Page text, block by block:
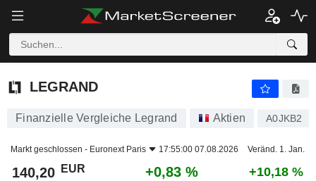
LEGRAND
LEGRAND
Finanzielle Vergleiche Legrand Aktien A0JKB2
Markt geschlossen - Euronext Paris 17:55:00 07.08.2026 Veränd. 1. Jan.
140,20 EUR +0,83 % +10,18 %